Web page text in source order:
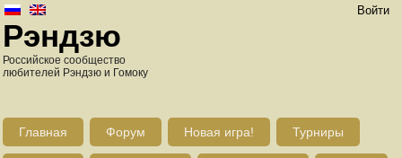
Войти
Рэндзю
Российское сообщество
любителей Рэндзю и Гомоку
Главная Форум Новая игра! Турниры